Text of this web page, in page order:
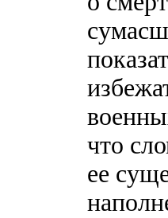
что
ее